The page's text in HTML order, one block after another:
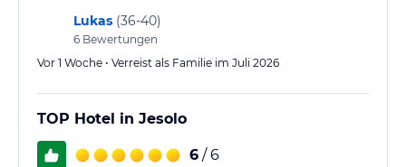
Lukas (36-40)
6 Bewertungen
Vor 1 Woche • Verreist als Familie im Juli 2026
TOP Hotel in Jesolo
6 / 6